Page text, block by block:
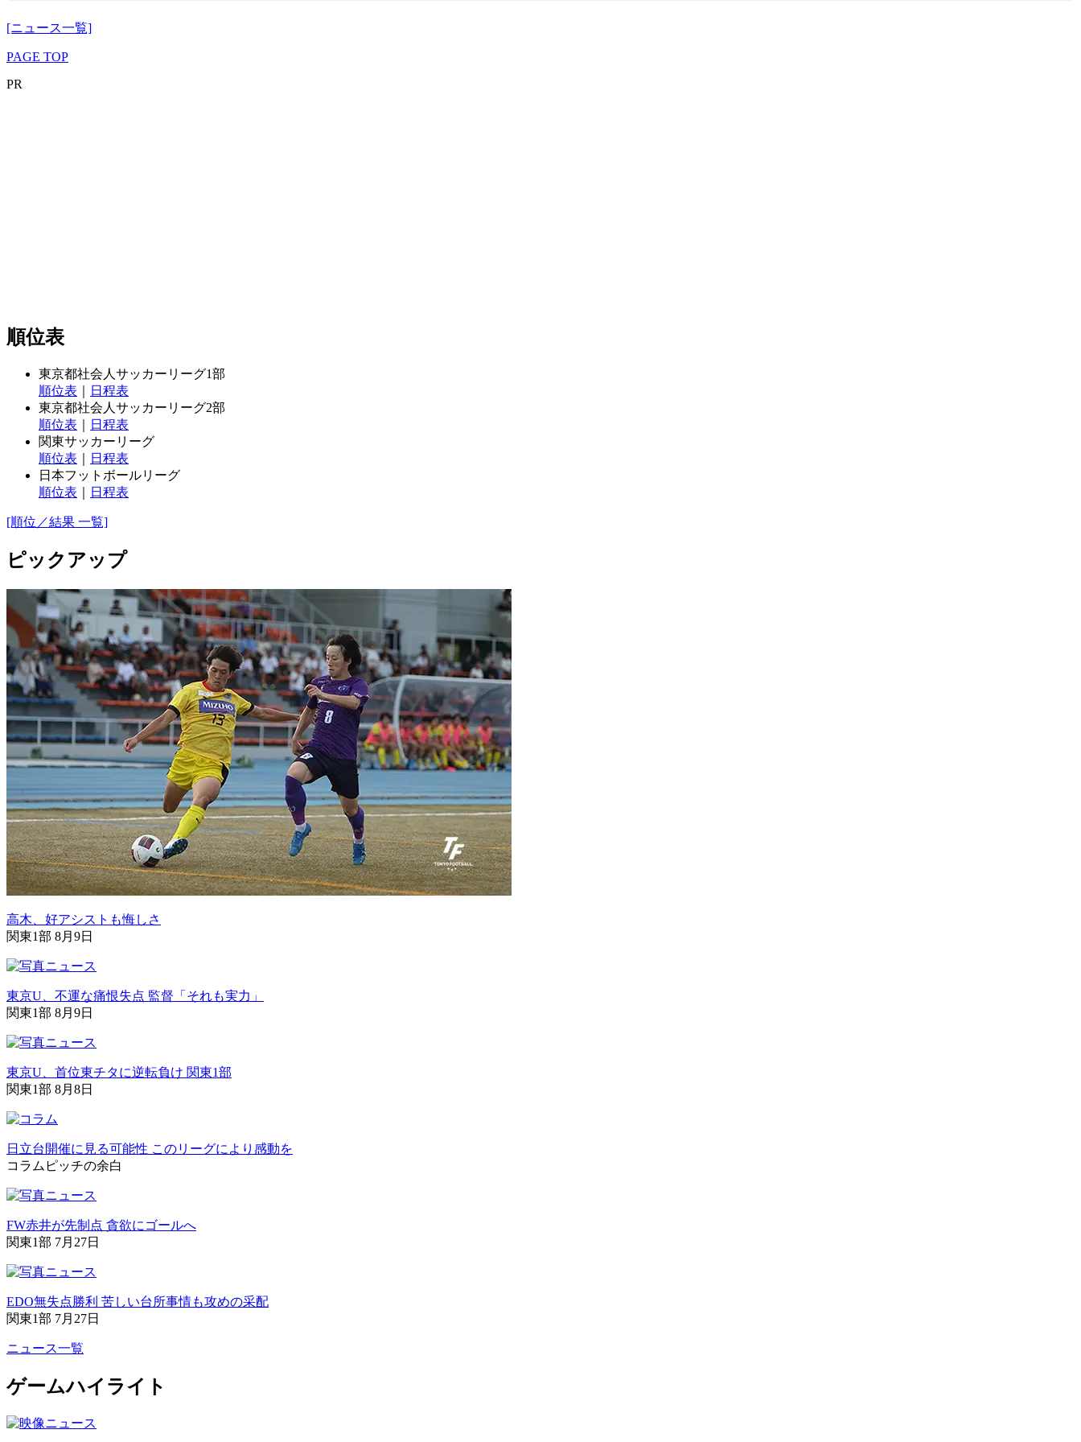
[ニュース一覧]
PAGE TOP
PR
順位表
東京都社会人サッカーリーグ1部
順位表
日程表
東京都社会人サッカーリーグ2部
順位表
日程表
関東サッカーリーグ
順位表
日程表
日本フットボールリーグ
順位表
日程表
[順位／結果 一覧]
ピックアップ
高木、好アシストも悔しさ
関東1部 8月9日
東京U、不運な痛恨失点 監督「それも実力」
関東1部 8月9日
東京U、首位東チタに逆転負け 関東1部
関東1部 8月8日
日立台開催に見る可能性 このリーグにより感動を
コラム ピッチの余白
FW赤井が先制点 貪欲にゴールへ
関東1部 7月27日
EDO無失点勝利 苦しい台所事情も攻めの采配
関東1部 7月27日
ニュース一覧
ゲームハイライト